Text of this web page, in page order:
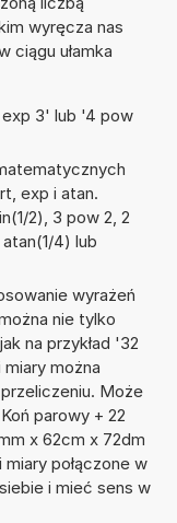
wyręcza nas
ciągu ułamka
3' lub '4 pow
exp i atan.
2), 3 pow 2, 2
4) lub
wyrażeń
nie tylko
na przykład '32
można
Może
parowy + 22
x 62cm x 72dm
połączone w
i mieć sens w